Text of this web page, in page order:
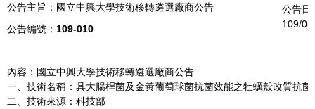
公告主旨：國立中興大學技術移轉遴選廠商公告
公告日
109/
公告編號： 109-010
內容：國立中興大學技術移轉遴選廠商公告
一、技術名稱：具大腸桿菌及金黃葡萄球菌抗菌效能之牡蠣殼改質抗
二、技術來源：科技部